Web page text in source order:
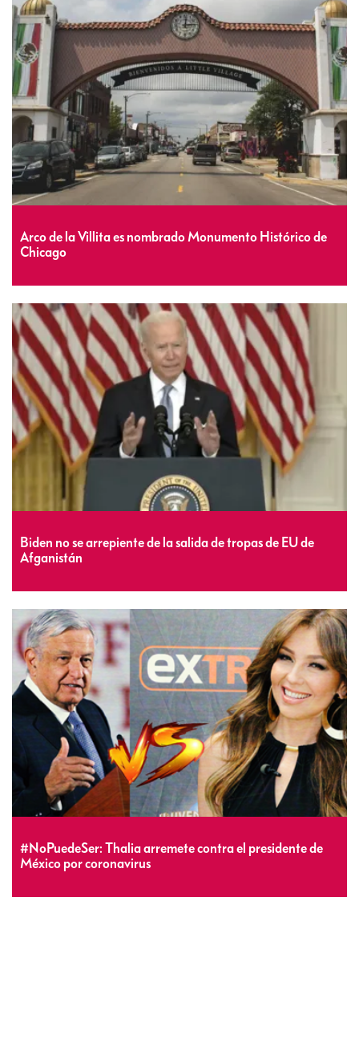
Arco de la Villita es nombrado Monumento Histórico de
Chicago
Biden no se arrepiente de la salida de tropas de EU de
Afganistán
#NoPuedeSer: Thalia arremete contra el presidente de
México por coronavirus